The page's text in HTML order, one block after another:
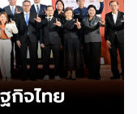
SME Expo)” ซึ่ง
โดย บริษัท พีเอ็มจี
งผู้ประกอบการและ
บบแฟรนไชส์ […]